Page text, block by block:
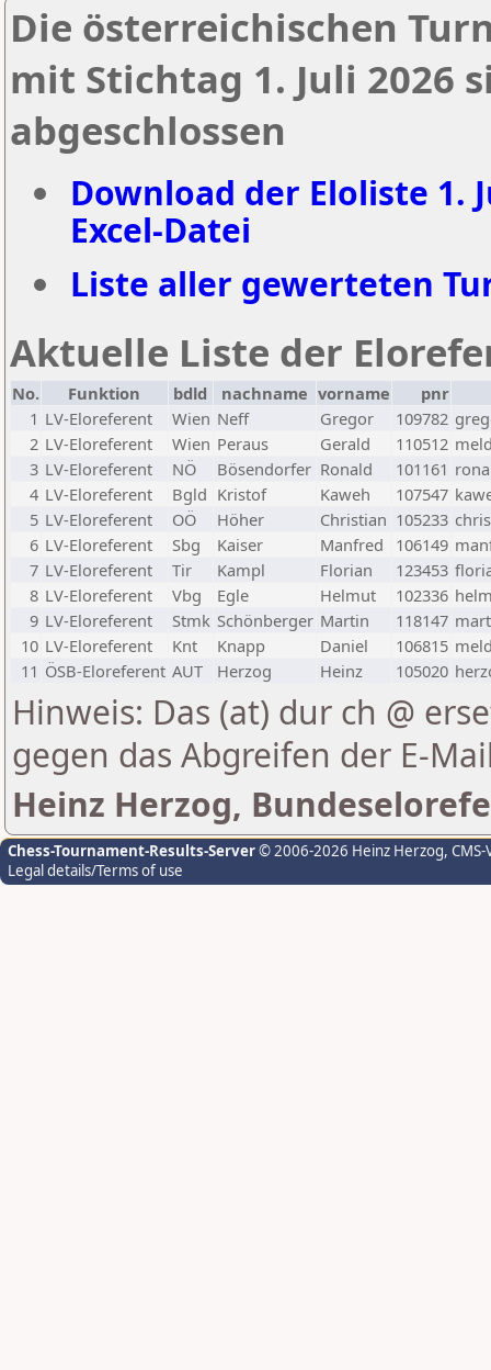
Die österreichischen
mit Stichtag 1. Juli 2026
abgeschlossen
Download der Eloliste 1.
Excel-Datei
Liste aller gewerteten
Aktuelle Liste der
No. Funktion bdld nachname vorname
pnr
1 LV-Eloreferent Wien Neff Gregor 109782
2 LV-Eloreferent Wien Peraus Gerald 110512
3 LV-Eloreferent NÖ Bösendorfer Ronald 101161
4 LV-Eloreferent Bgld Kristof Kaweh 107547
5 LV-Eloreferent OÖ Höher Christian 105233
6 LV-Eloreferent Sbg Kaiser Manfred 106149
7 LV-Eloreferent Tir Kampl Florian 123453
8 LV-Eloreferent Vbg Egle Helmut 102336
9 LV-Eloreferent Stmk Schönberger Martin 118147
10 LV-Eloreferent Knt Knapp Daniel 106815
11 ÖSB-Eloreferent AUT Herzog Heinz 105020
Hinweis: Das (at) dur ch @
gegen das Abgreifen der E-
Heinz Herzog,
Chess-Tournament-Results-Server© 2006-2026 Heinz Herzog,
Legal details/Terms of use